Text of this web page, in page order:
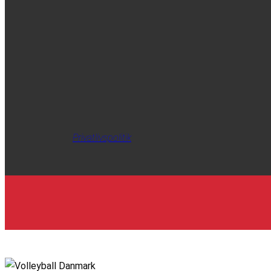
Privatlivspolitik